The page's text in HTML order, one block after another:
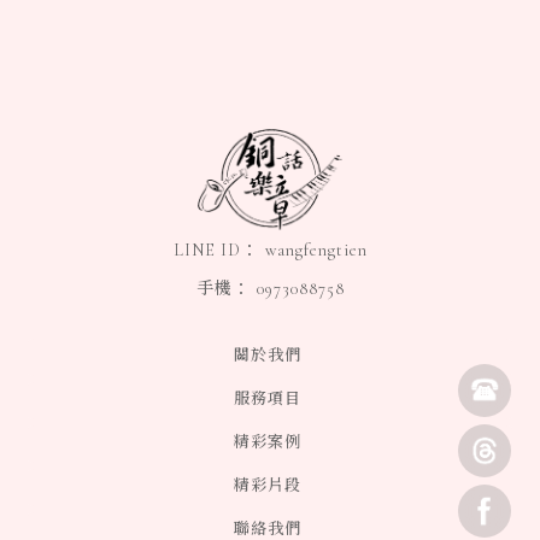
wangfengtien
0973088758
關於我們
服務項目
精彩案例
精彩片段
聯絡我們